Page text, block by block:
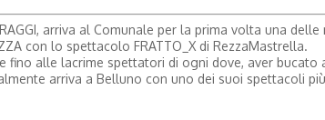
arriva al Comunale per la prima volta una
con lo spettacolo FRATTO_X di RezzaMastrella.
alle lacrime spettatori di ogni dove, aver bucato
arriva a Belluno con uno dei suoi spettacoli